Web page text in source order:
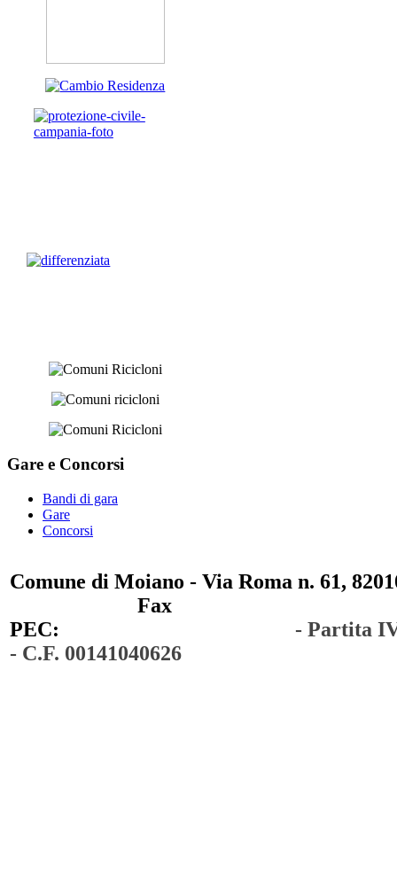
Gare e Concorsi
Bandi di gara
Gare
Concorsi
Comune di Moiano - Via Roma n. 61,
Fax
PEC:
- Partita
- C.F. 00141040626